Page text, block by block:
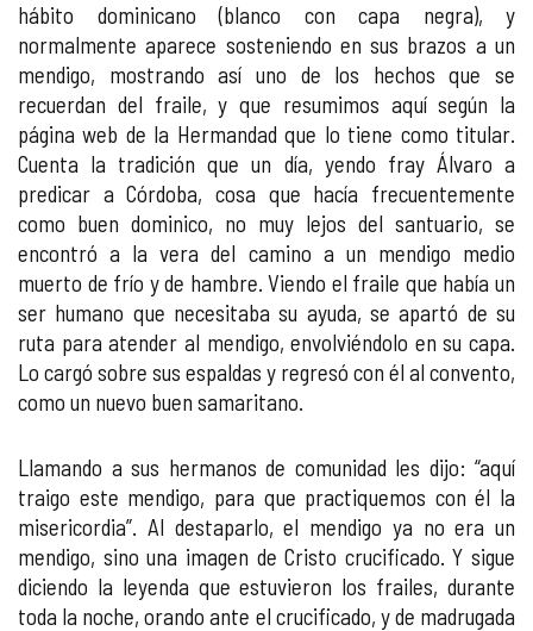
hábito dominicano (blanco con capa negra), y
normalmente aparece sosteniendo en sus brazos a un
mendigo, mostrando así uno de los hechos que se
recuerdan del fraile, y que resumimos aquí según la
página web de la Hermandad que lo tiene como titular.
Cuenta la tradición que un día, yendo fray Álvaro a
predicar a Córdoba, cosa que hacía frecuentemente
como buen dominico, no muy lejos del santuario, se
encontró a la vera del camino a un mendigo medio
muerto de frío y de hambre. Viendo el fraile que había un
ser humano que necesitaba su ayuda, se apartó de su
ruta para atender al mendigo, envolviéndolo en su capa.
Lo cargó sobre sus espaldas y regresó con él al convento,
como un nuevo buen samaritano.
Llamando a sus hermanos de comunidad les dijo: “aquí
traigo este mendigo, para que practiquemos con él la
misericordia”. Al destaparlo, el mendigo ya no era un
mendigo, sino una imagen de Cristo crucificado. Y sigue
diciendo la leyenda que estuvieron los frailes, durante
toda la noche, orando ante el crucificado, y de madrugada